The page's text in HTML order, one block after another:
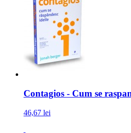
Contagios - Cum se
46,67 lei